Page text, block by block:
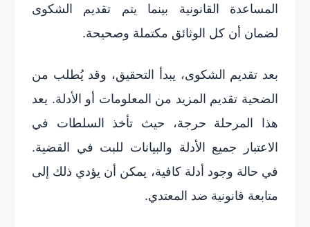
المساعدة القانونية بينما يتم تقديم الشكوى
لضمان أن كل الوثائق مكتملة وصحيحة.
بعد تقديم الشكوى، يبدأ التحقيق، وقد يُطلب من
الضحية تقديم المزيد من المعلومات أو الأدلة. يعد
هذا المرحلة حرجة، حيث تأخذ السلطات في
الاعتبار جميع الأدلة والبيانات للبت في القضية.
في حالة وجود أدلة كافية، يمكن أن يؤدي ذلك إلى
متابعة قانونية ضد المعتدي.